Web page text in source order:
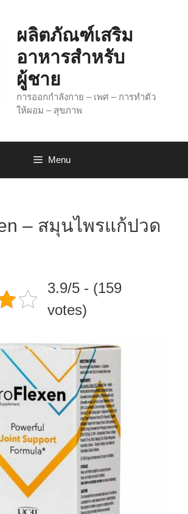
ผลิตภัณฑ์เสริม
อาหารสำหรับ
ผู้ชาย
การออกกำลังกาย – เพศ – การทำตัว
ให้ผอม – สุขภาพ
Menu
– สมุนไพรแก้ปวด
3.9/5 - (159
votes)